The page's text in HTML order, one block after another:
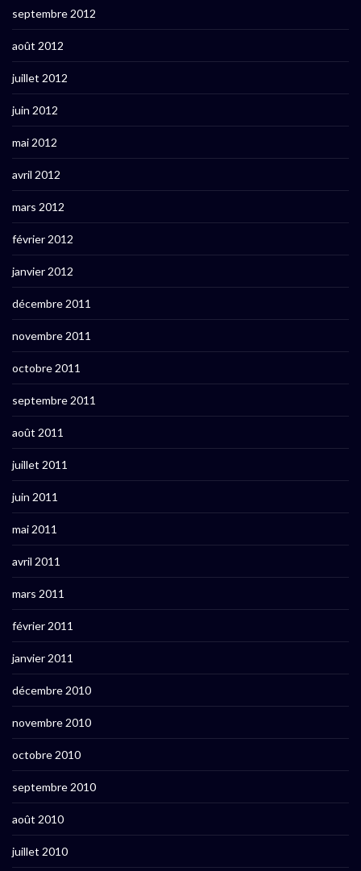
septembre 2012
août 2012
juillet 2012
juin 2012
mai 2012
avril 2012
mars 2012
février 2012
janvier 2012
décembre 2011
novembre 2011
octobre 2011
septembre 2011
août 2011
juillet 2011
juin 2011
mai 2011
avril 2011
mars 2011
février 2011
janvier 2011
décembre 2010
novembre 2010
octobre 2010
septembre 2010
août 2010
juillet 2010